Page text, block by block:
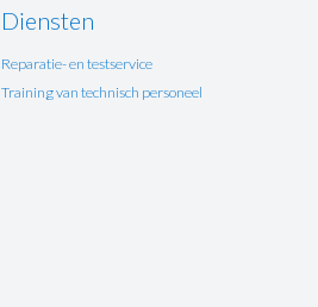
Diensten
Reparatie- en testservice
Training van technisch personeel